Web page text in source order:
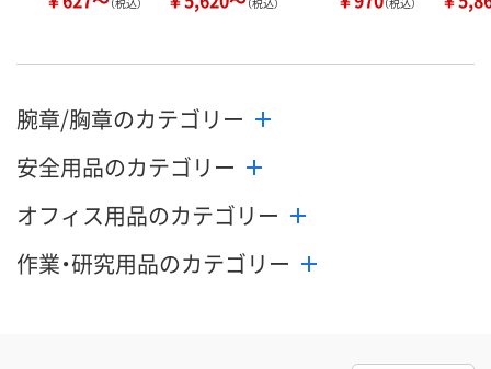
腕章/胸章のカテゴリー
安全用品のカテゴリー
オフィス用品のカテゴリー
作業・研究用品のカテゴリー